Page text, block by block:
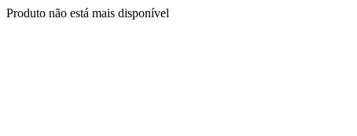
Produto não está mais disponível